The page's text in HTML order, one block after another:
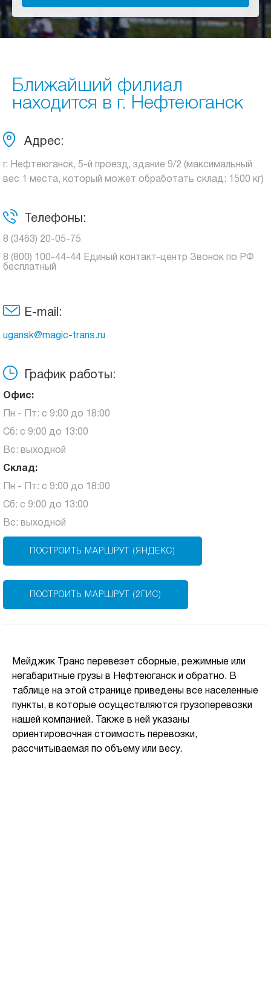
Ближайший филиал
находится в г. Нефтеюганск
Адрес:
г. Нефтеюганск, 5-й проезд, здание 9/2 (максимальный
вес 1 места, который может обработать склад: 1500 кг)
Телефоны:
8 (3463) 20-05-75
8 (800) 100-44-44 Единый контакт-центр Звонок по РФ
бесплатный
E-mail:
ugansk@magic-trans.ru
График работы:
Офис:
Пн - Пт: с 9:00 до 18:00
Сб: с 9:00 до 13:00
Вс: выходной
Склад:
Пн - Пт: с 9:00 до 18:00
Сб: с 9:00 до 13:00
Вс: выходной
ПОСТРОИТЬ МАРШРУТ (ЯНДЕКС)
ПОСТРОИТЬ МАРШРУТ (2ГИС)
Мейджик Транс перевезет сборные, режимные или
негабаритные грузы в Нефтеюганск и обратно. В
таблице на этой странице приведены все населенные
пункты, в которые осуществляются грузоперевозки
нашей компанией. Также в ней указаны
ориентировочная стоимость перевозки,
рассчитываемая по объему или весу.